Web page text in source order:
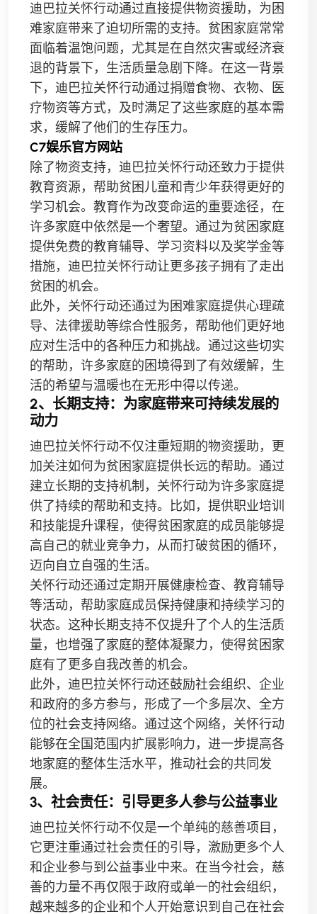
迪巴拉关怀行动通过直接提供物资援助，为困
难家庭带来了迫切所需的支持。贫困家庭常常
面临着温饱问题，尤其是在自然灾害或经济衰
退的背景下，生活质量急剧下降。在这一背景
下，迪巴拉关怀行动通过捐赠食物、衣物、医
疗物资等方式，及时满足了这些家庭的基本需
求，缓解了他们的生存压力。
C7娱乐官方网站
除了物资支持，迪巴拉关怀行动还致力于提供
教育资源，帮助贫困儿童和青少年获得更好的
学习机会。教育作为改变命运的重要途径，在
许多家庭中依然是一个奢望。通过为贫困家庭
提供免费的教育辅导、学习资料以及奖学金等
措施，迪巴拉关怀行动让更多孩子拥有了走出
贫困的机会。
此外，关怀行动还通过为困难家庭提供心理疏
导、法律援助等综合性服务，帮助他们更好地
应对生活中的各种压力和挑战。通过这些切实
的帮助，许多家庭的困境得到了有效缓解，生
活的希望与温暖也在无形中得以传递。
2、长期支持：为家庭带来可持续发展的
动力
迪巴拉关怀行动不仅注重短期的物资援助，更
加关注如何为贫困家庭提供长远的帮助。通过
建立长期的支持机制，关怀行动为许多家庭提
供了持续的帮助和支持。比如，提供职业培训
和技能提升课程，使得贫困家庭的成员能够提
高自己的就业竞争力，从而打破贫困的循环，
迈向自立自强的生活。
关怀行动还通过定期开展健康检查、教育辅导
等活动，帮助家庭成员保持健康和持续学习的
状态。这种长期支持不仅提升了个人的生活质
量，也增强了家庭的整体凝聚力，使得贫困家
庭有了更多自我改善的机会。
此外，迪巴拉关怀行动还鼓励社会组织、企业
和政府的多方参与，形成了一个多层次、全方
位的社会支持网络。通过这个网络，关怀行动
能够在全国范围内扩展影响力，进一步提高各
地家庭的整体生活水平，推动社会的共同发
展。
3、社会责任：引导更多人参与公益事业
迪巴拉关怀行动不仅是一个单纯的慈善项目，
它更注重通过社会责任的引导，激励更多个人
和企业参与到公益事业中来。在当今社会，慈
善的力量不再仅限于政府或单一的社会组织，
越来越多的企业和个人开始意识到自己在社会